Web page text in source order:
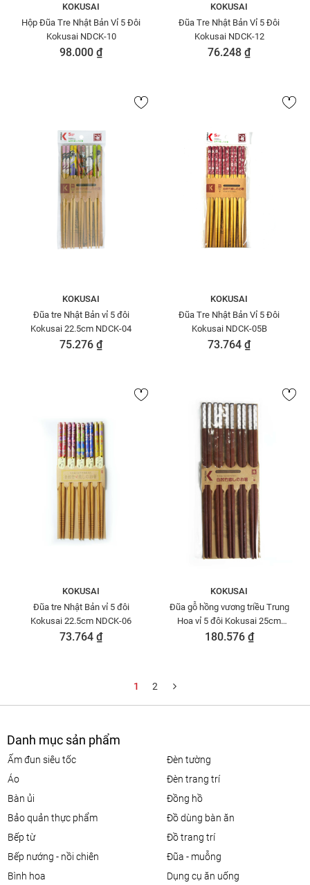
KOKUSAI
Hộp Đũa Tre Nhật Bản Vỉ 5 Đôi
Kokusai NDCK-10
98.000 ₫
KOKUSAI
Đũa Tre Nhật Bản Vỉ 5 Đôi
Kokusai NDCK-12
76.248 ₫
KOKUSAI
Đũa tre Nhật Bản vỉ 5 đôi
Kokusai 22.5cm NDCK-04
75.276 ₫
KOKUSAI
Đũa Tre Nhật Bản Vỉ 5 Đôi
Kokusai NDCK-05B
73.764 ₫
KOKUSAI
Đũa tre Nhật Bản vỉ 5 đôi
Kokusai 22.5cm NDCK-06
73.764 ₫
KOKUSAI
Đũa gỗ hồng vương triều Trung
Hoa vỉ 5 đôi Kokusai 25cm
NDCK-28
180.576 ₫
1 2
Danh mục sản phẩm
ấm đun siêu tốc
áo
bàn ủi
bảo quản thực phẩm
bếp từ
bếp nướng - nồi chiên
bình hoa
đèn tường
đèn trang trí
đồng hồ
đồ dùng bàn ăn
đồ trang trí
đũa - muỗng
dụng cụ ăn uống